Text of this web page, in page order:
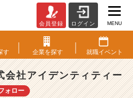
会員登録 ログイン MENU
す 企業を探す 就職イベント
会社アイデンティティー
ォロー